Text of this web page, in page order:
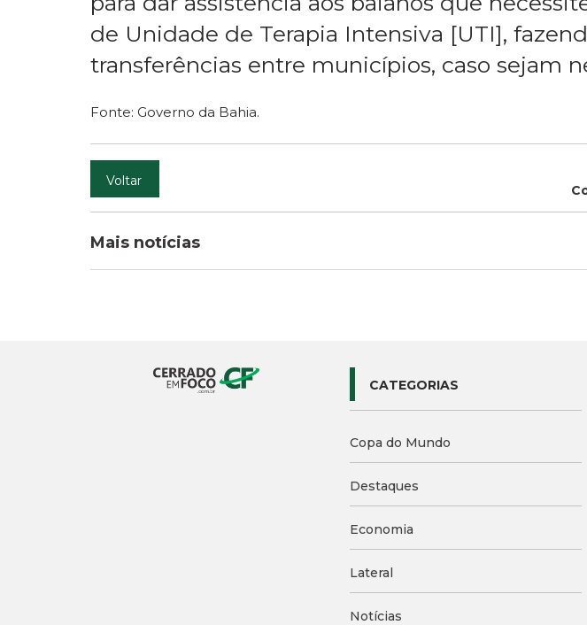
de Unidade de Terapia Intensiva [UTI],
transferências entre municípios, caso sejam
Fonte: Governo da Bahia.
Voltar
Mais notícias
CATEGORIAS
Copa do Mundo
Destaques
Economia
Lateral
Notícias